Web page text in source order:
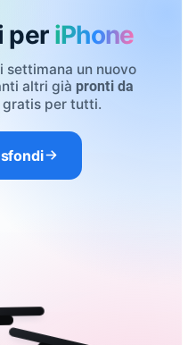
per iPhone
settimana un nuovo
altri già pronti da
gratis per tutti.